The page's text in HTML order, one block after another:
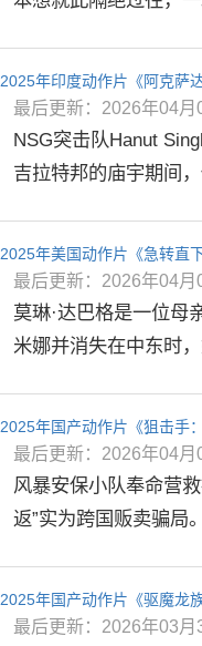
最后更新：2026年04月
NSG突击队Hanut
吉拉特邦的庙宇期间
2025年美国动作片《急转直
最后更新：2026年04月
莫琳·达巴格是一位母
米娜并消失在中东时
2025年国产动作片《狙击手
最后更新：2026年04月
风暴安保小队奉命营
返”实为跨国贩卖骗局
2025年国产动作片《驱魔龙
最后更新：2026年03月